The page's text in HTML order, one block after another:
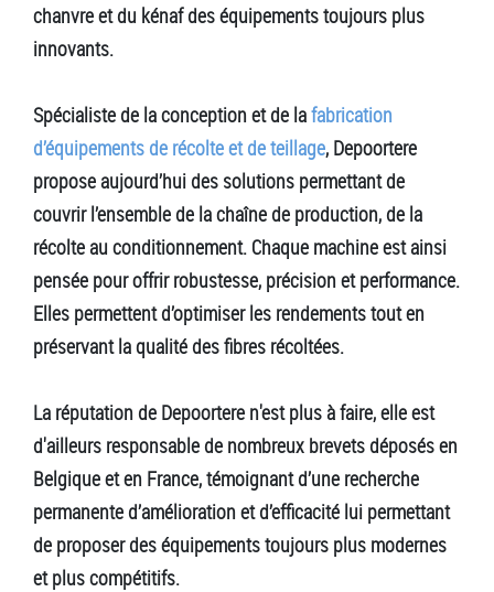
chanvre et du kénaf des équipements toujours plus
innovants.
Spécialiste de la conception et de lafabrication
d’équipements de récolte et de teillage, Depoortere
propose aujourd’hui des solutions permettant de
couvrir l’ensemble de la chaîne de production, de la
récolte au conditionnement. Chaque machine est ainsi
pensée pour offrir robustesse, précision et performance.
Elles permettent d’optimiser les rendements tout en
préservant la qualité des fibres récoltées.
La réputation de Depoortere n'est plus à faire, elle est
d'ailleurs responsable de nombreux brevets déposés en
Belgique et en France, témoignant d’une recherche
permanente d’amélioration et d’efficacité lui permettant
de proposer des équipements toujours plus modernes
et plus compétitifs.